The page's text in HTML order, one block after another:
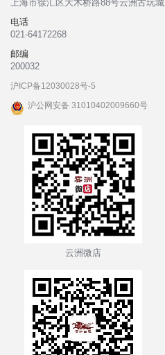
上海市徐汇区大木桥路88号云洲古玩城
电话
021-64172268
邮编
200032
沪ICP备12030028号-5
沪公网安备 31010402009660号
云洲微店